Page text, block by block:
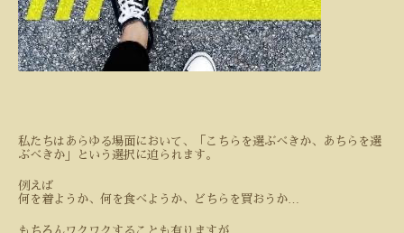
私たちはあらゆる場面において、「こちらを選ぶべきか、あちらを選
ぶべきか」という選択に迫られます。
例えば
何を着ようか、何を食べようか、どちらを買おうか…